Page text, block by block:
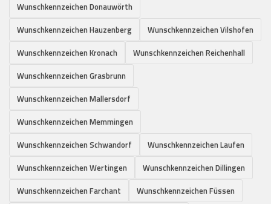
Wunschkennzeichen Donauwörth
Wunschkennzeichen Hauzenberg
Wunschkennzeichen Vilshofen
Wunschkennzeichen Kronach
Wunschkennzeichen Reichenhall
Wunschkennzeichen Grasbrunn
Wunschkennzeichen Mallersdorf
Wunschkennzeichen Memmingen
Wunschkennzeichen Schwandorf
Wunschkennzeichen Laufen
Wunschkennzeichen Wertingen
Wunschkennzeichen Dillingen
Wunschkennzeichen Farchant
Wunschkennzeichen Füssen